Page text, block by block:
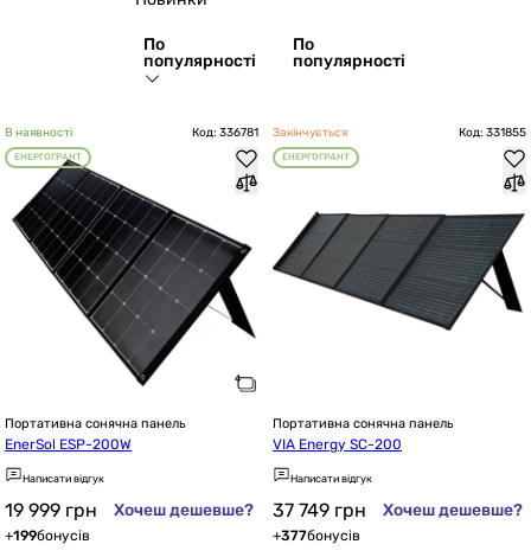
По
популярності
По
популярності
В наявності Код: 336781
ЕНЕРГОГРАНТ
Портативна сонячна панель
EnerSol ESP-200W
Написати відгук
19 999 грн Хочеш дешевше?
+199бонусів
Закінчується Код: 331855
ЕНЕРГОГРАНТ
Портативна сонячна панель
VIA Energy SC-200
Написати відгук
37 749 грн Хочеш дешевше?
+377бонусів